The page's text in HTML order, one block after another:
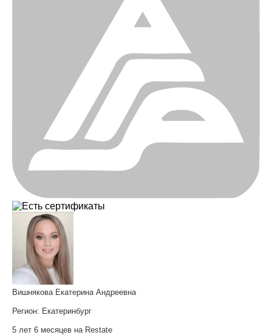
Вишнякова Екатерина Андреевна
Регион: Екатеринбург
5 лет 6 месяцев на Restate